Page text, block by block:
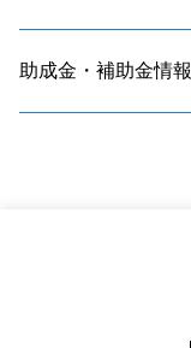
助成金・補助金情報